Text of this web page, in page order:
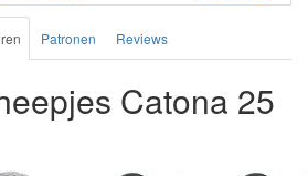
Patronen Reviews
Catona 25